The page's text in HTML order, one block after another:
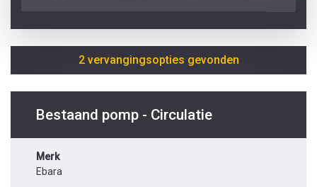
2 vervangingsopties gevonden
Bestaand pomp - Circulatie
Merk
Ebara